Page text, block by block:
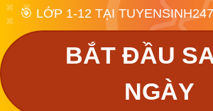
🎯 LỚP 1-12 TẠI
BẮT ĐẦU
NGÀY